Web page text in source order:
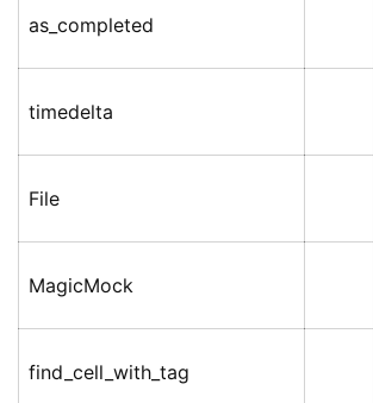
as_completed
timedelta
File
MagicMock
find_cell_with_tag